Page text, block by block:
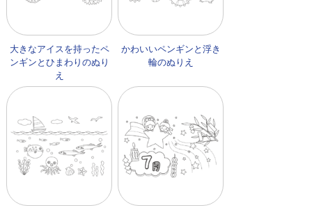
大きなアイスを持ったペ
ンギンとひまわりのぬり
え
かわいいペンギンと浮き
輪のぬりえ